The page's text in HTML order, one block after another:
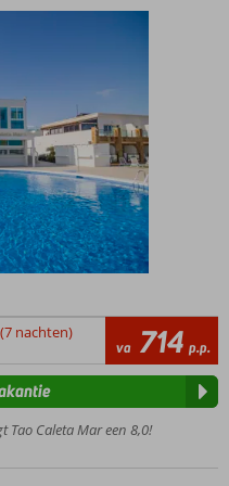
nachten)
va 714 p.p.
Tao Caleta Mar een 8,0!